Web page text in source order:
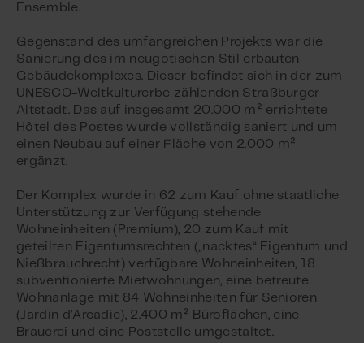
Ensemble.
Gegenstand des umfangreichen Projekts war die
Sanierung des im neugotischen Stil erbauten
Gebäudekomplexes. Dieser befindet sich in der zum
UNESCO-Weltkulturerbe zählenden Straßburger
Altstadt. Das auf insgesamt 20.000 m² errichtete
Hôtel des Postes wurde vollständig saniert und um
einen Neubau auf einer Fläche von 2.000 m²
ergänzt.
Der Komplex wurde in 62 zum Kauf ohne staatliche
Unterstützung zur Verfügung stehende
Wohneinheiten (Premium), 20 zum Kauf mit
geteilten Eigentumsrechten („nacktes“ Eigentum und
Nießbrauchrecht) verfügbare Wohneinheiten, 18
subventionierte Mietwohnungen, eine betreute
Wohnanlage mit 84 Wohneinheiten für Senioren
(Jardin d’Arcadie), 2.400 m² Büroflächen, eine
Brauerei und eine Poststelle umgestaltet.